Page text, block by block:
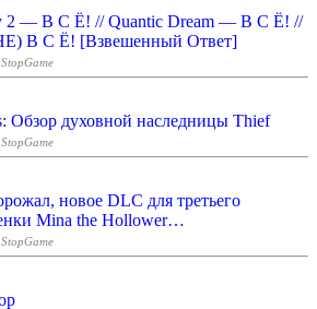
2 — В С Ё! // Quantic Dream — В С Ё! //
В С Ё! [Взвешенный Ответ]
| StopGame
Обзор духовной наследницы Thief
| StopGame
новое DLC для третьего
Mina the Hollower…
| StopGame